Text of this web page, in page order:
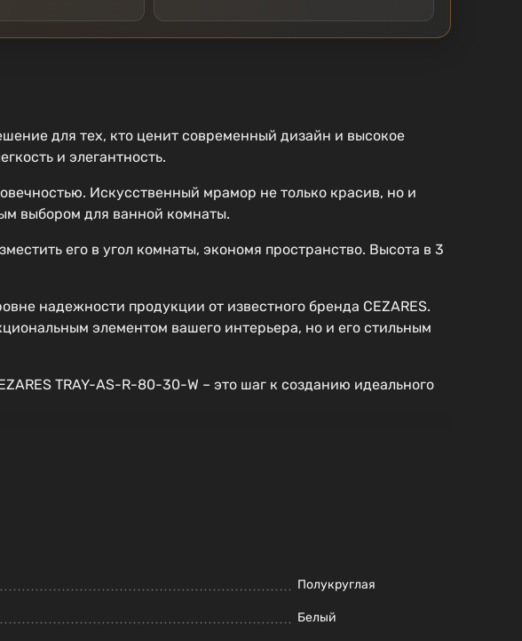
для тех, кто ценит современный дизайн и высокое
и элегантность.
Искусственный мрамор не только красив, но и
выбором для ванной комнаты.
его в угол комнаты, экономя пространство. Высота в 3
надежности продукции от известного бренда CEZARES.
элементом вашего интерьера, но и его стильным
TRAY-AS-R-80-30-W – это шаг к созданию идеального
Полукруглая
Белый